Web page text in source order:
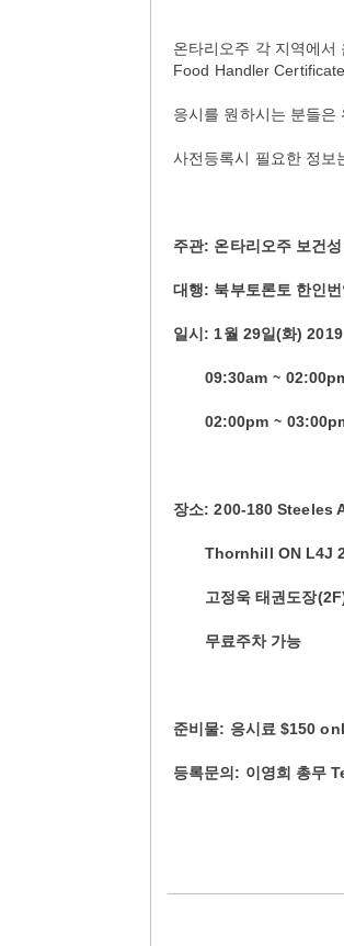
온타리오주 각 지역에
Food Handler
응시를 원하시는 분들은
사전등록시 필요한 정보
주관: 온타리오주 보건
대행: 북부토론토 한인
일시: 1월 29일(화) 2019
09:30am ~ 02:00pm
02:00pm ~ 03:00pm
장소: 200-180 Steeles
Thornhill ON L4J
고정욱 태권도장
무료주차 가능
준비물: 응시료 $150
등록문의: 이영희 총무